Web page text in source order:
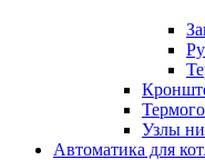
Узлы
Автоматика для